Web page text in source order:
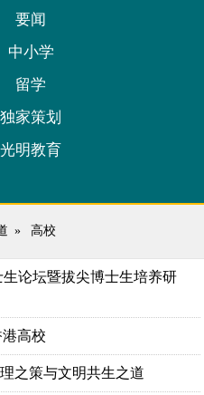
要闻
中小学
留学
独家策划
光明教育
» 高校
论坛暨拔尖博士生培养研
港高校
之策与文明共生之道